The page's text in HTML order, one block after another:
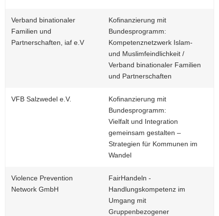
Verband binationaler
Familien und
Partnerschaften, iaf e.V
Kofinanzierung mit
Bundesprogramm:
Kompetenznetzwerk Islam-
und Muslimfeindlichkeit /
Verband binationaler Familien
und Partnerschaften
VFB Salzwedel e.V.
Kofinanzierung mit
Bundesprogramm:
Vielfalt und Integration
gemeinsam gestalten –
Strategien für Kommunen im
Wandel
Violence Prevention
Network GmbH
FairHandeln -
Handlungskompetenz im
Umgang mit
Gruppenbezogener